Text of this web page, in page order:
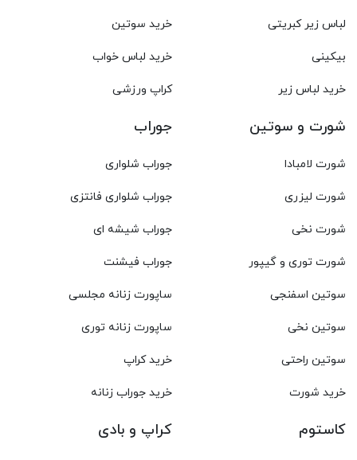
لباس زیر کبریتی
بیکینی
خرید لباس زیر
خرید سوتین
خرید لباس خواب
کراپ ورزشی
شورت و سوتین
شورت لامبادا
شورت لیزری
شورت نخی
شورت توری و گیپور
سوتین اسفنجی
سوتین نخی
سوتین راحتی
خرید شورت
جوراب
جوراب شلواری
جوراب شلواری فانتزی
جوراب شیشه ای
جوراب فیشنت
ساپورت زنانه مجلسی
ساپورت زنانه توری
خرید کراپ
خرید جوراب زنانه
کاستوم کراپ و بادی